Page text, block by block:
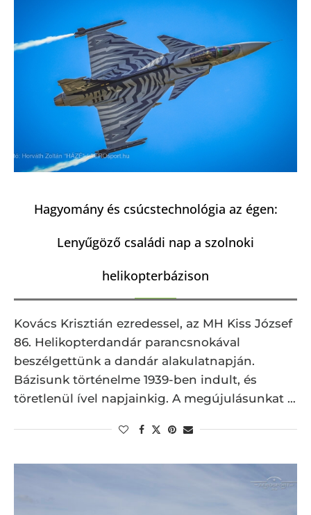
Hagyomány és csúcstechnológia az égen:
Lenyűgöző családi nap a szolnoki
helikopterbázison
Kovács Krisztián ezredessel, az MH Kiss József
86. Helikopterdandár parancsnokával
beszélgettünk a dandár alakulatnapján.
Bázisunk történelme 1939-ben indult, és
töretlenül ível napjainkig. A megújulásunkat …